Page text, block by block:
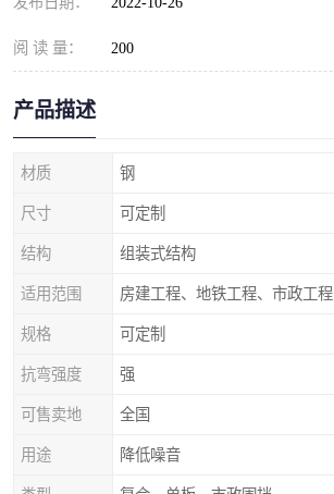
阅 读 量： 200
产品描述
材质 钢
尺寸 可定制
结构 组装式结构
适用范围 房建工程、地铁工程、市政工程
规格 可定制
抗弯强度 强
可售卖地 全国
用途 降低噪音